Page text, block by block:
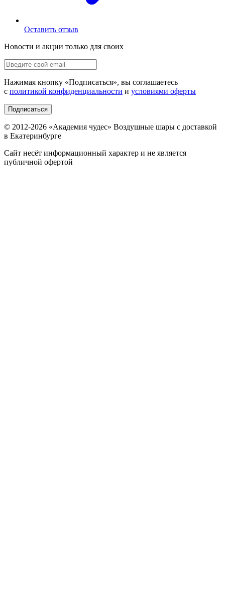
Оставить отзыв
Новости и акции только для своих
Нажимая кнопку «Подписаться», вы соглашаетесь
с политикой конфиденциальности и условиями оферты
Подписаться
© 2012-2026 «Академия чудес» Воздушные шары с доставкой
в Екатеринбурге
Сайт несёт информационный характер и не является
публичной офертой